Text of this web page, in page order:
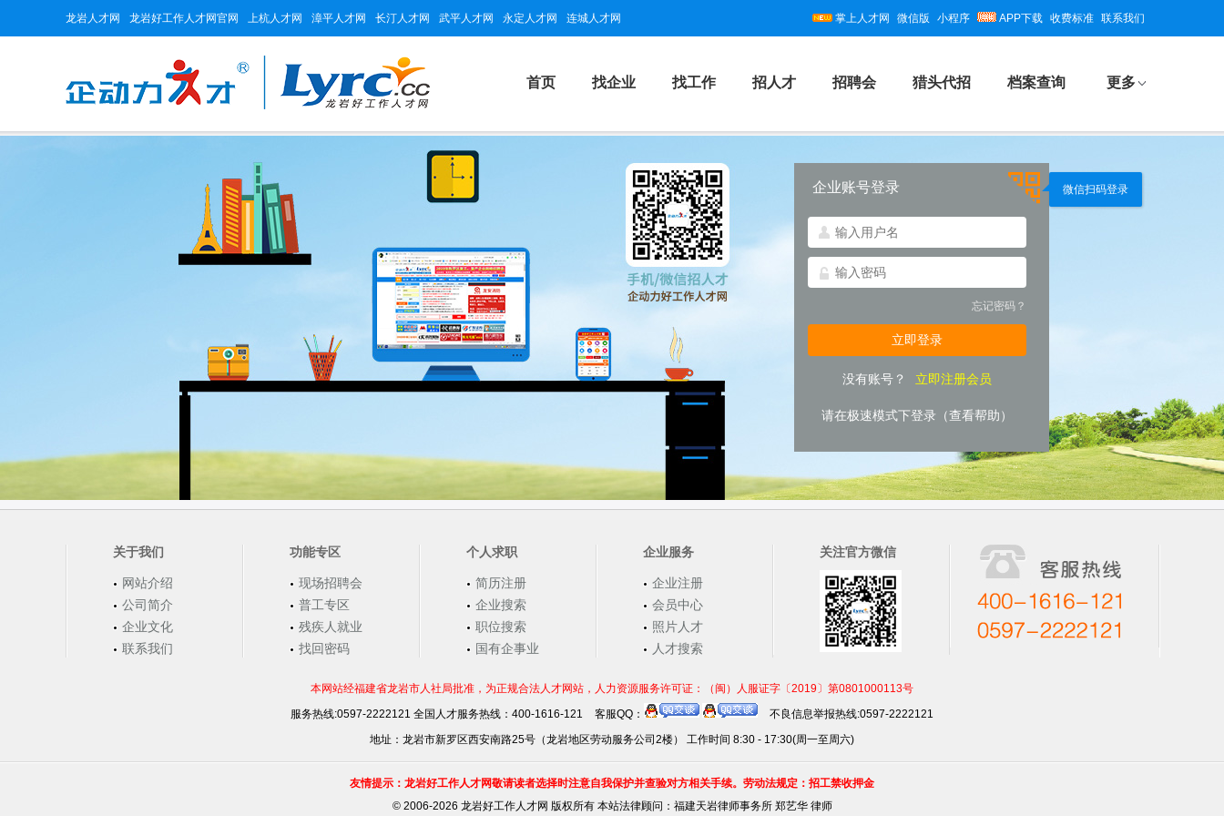
龙岩人才网 龙岩好工作人才网官网 上杭人才网 漳平人才网 长汀人才网 武平人才网 永定人才网 连城人才网 掌上人才网 微信版 小程序 APP下载 收费标准 联系我们
首页 找企业 找工作 招人才 招聘会 猎头代招 档案查询 更多
企业账号登录
忘记密码？
没有账号？ 立即注册会员
请在极速模式下登录（查看帮助）
关于我们
网站介绍
公司简介
企业文化
联系我们
功能专区
现场招聘会
普工专区
残疾人就业
找回密码
个人求职
简历注册
企业搜索
职位搜索
国有企事业
企业服务
企业注册
会员中心
照片人才
人才搜索
关注官方微信
本网站经福建省龙岩市人社局批准，为正规合法人才网站，人力资源服务许可证：（闽）人服证字〔2019〕第0801000113号
服务热线:0597-2222121 全国人才服务热线：400-1616-121
客服QQ：
不良信息举报热线:0597-2222121
地址：龙岩市新罗区西安南路25号（龙岩地区劳动服务公司2楼） 工作时间 8:30 - 17:30(周一至周六)
友情提示：龙岩好工作人才网敬请读者选择时注意自我保护并查验对方相关手续。劳动法规定：招工禁收押金
©2006-2026 龙岩好工作人才网 版权所有 本站法律顾问： 福建天岩律师事务所 郑艺华 律师
微信扫码登录